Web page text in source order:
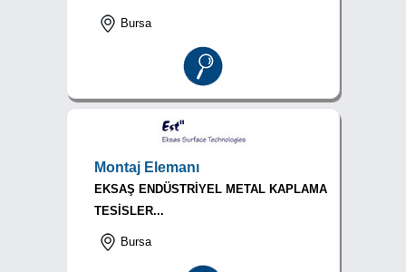
Bursa
Montaj Elemanı
EKSAŞ ENDÜSTRİYEL METAL KAPLAMA
TESİSLER...
Bursa